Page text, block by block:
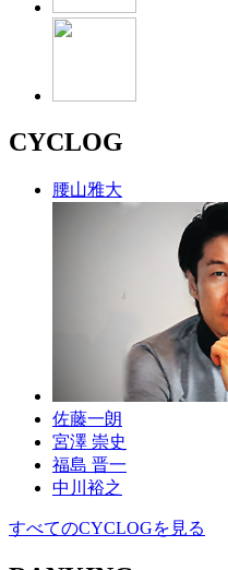
CYCLOG
腰山雅大
佐藤一朗
宮澤 崇史
福島 晋一
中川裕之
すべてのCYCLOGを見る